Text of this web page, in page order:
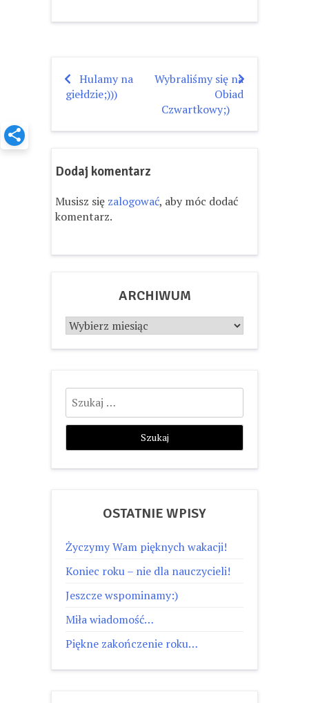
Nawigacja
Hulamy na
giełdzie;)))
Wybraliśmy się na
Obiad
Czwartkowy;)
Dodaj komentarz
Musisz się zalogować, aby móc dodać
komentarz.
ARCHIWUM
Archiwum
Szukaj:
OSTATNIE WPISY
Życzymy Wam pięknych wakacji!
Koniec roku – nie dla nauczycieli!
Jeszcze wspominamy:)
Miła wiadomość…
Piękne zakończenie roku…